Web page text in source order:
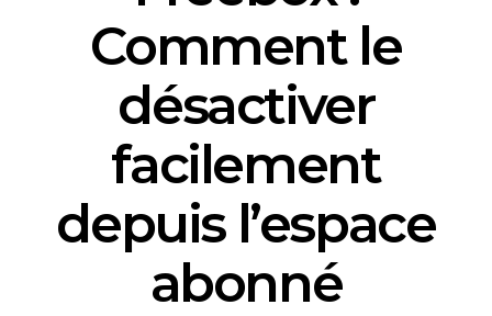
Comment le
désactiver
facilement
depuis l’espace
abonné